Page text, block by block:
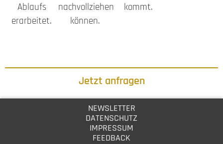
Ablaufs
erarbeitet.
nachvollziehen
können.
kommt.
Jetzt anfragen
NEWSLETTER
DATENSCHUTZ
IMPRESSUM
FEEDBACK